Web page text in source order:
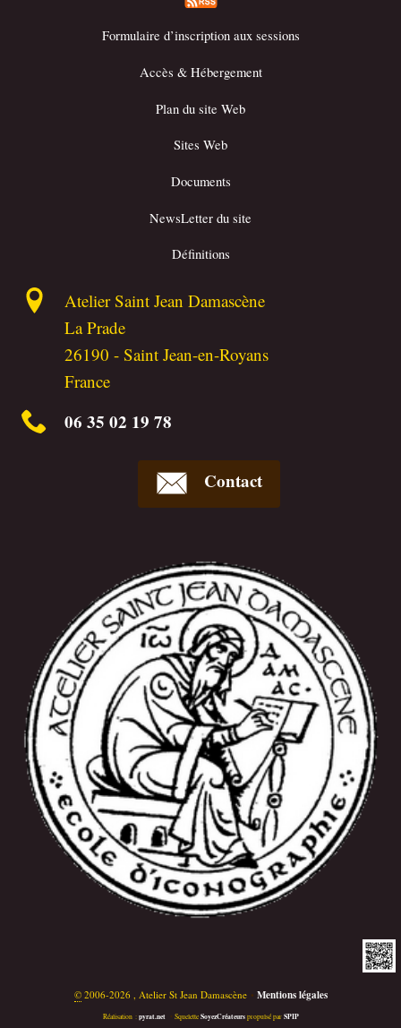
Formulaire d’inscription aux sessions
Accès & Hébergement
Plan du site Web
Sites Web
Documents
NewsLetter du site
Définitions
Atelier Saint Jean Damascène
La Prade
26190 -Saint Jean-en-Royans
France
06 35 02 19 78
Contact
©2006-2026 , Atelier St Jean Damascène • Mentions légales
Réalisation : pyrat.net • Squelette SoyezCréateurspropulsé par SPIP